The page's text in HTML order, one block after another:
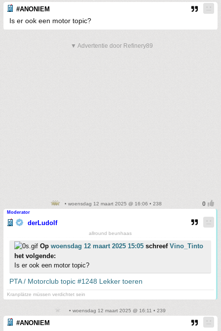
#ANONIEM
Is er ook een motor topic?
▼ Advertentie door Refinery89
• woensdag 12 maart 2025 @ 16:06 • 238
Moderator
derLudolf
allround beunhaas
Op woensdag 12 maart 2025 15:05 schreef Vino_Tinto
het volgende:
Is er ook een motor topic?
PTA / Motorclub topic #1248 Lekker toeren
Kranplätze müssen verdichtet sein
• woensdag 12 maart 2025 @ 16:11 • 239
#ANONIEM